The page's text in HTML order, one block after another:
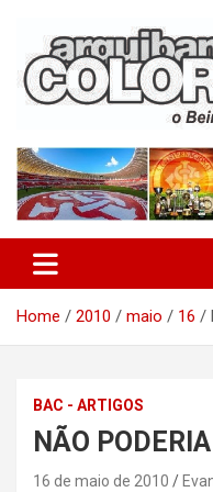
content
Home 2010 maio 16
BAC - ARTIGOS
NÃO
16 de maio de 2010